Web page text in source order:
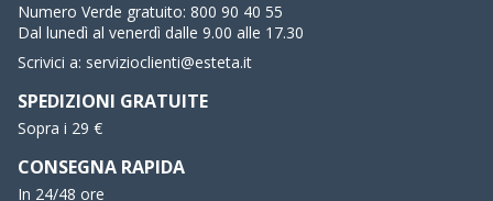
Numero Verde gratuito: 800 90 40 55
Dal lunedì al venerdì dalle 9.00 alle 17.30
Scrivici a: servizioclienti@esteta.it
SPEDIZIONI GRATUITE
Sopra i 29 €
CONSEGNA RAPIDA
In 24/48 ore